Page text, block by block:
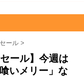
ール >
ール】今週は
いメリー」な